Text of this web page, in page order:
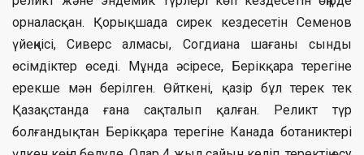
орналасқан. Қорықшада сирек кездесетін Семенов
үйеңкісі, Сиверс алмасы, Согдиана шағаны сынды
өсімдіктер өседі. Мұнда әсіресе, Берікқара терегіне
ерекше мән берілген. Өйткені, қазір бұл терек тек
Қазақстанда ғана сақталып қалған. Реликт түр
болғандықтан Берікқара терегіне Канада ботаниктері